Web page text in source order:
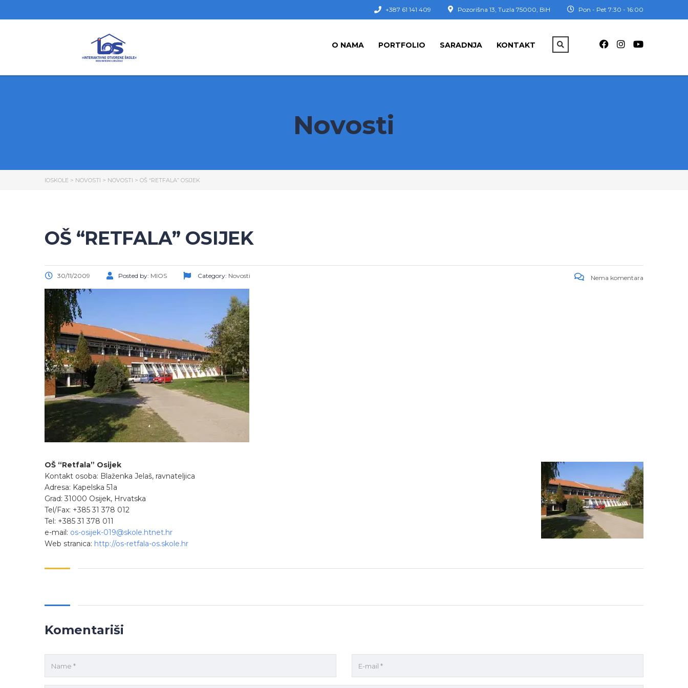
Pon - Pet 7:30 - 16:00
Pozorišna 13, Tuzla 75000, BiH
+387 61 141 409
O NAMA PORTFOLIO SARADNJA KONTAKT
Novosti
IOSKOLE > NOVOSTI > NOVOSTI > OŠ “RETFALA” OSIJEK
OŠ “RETFALA” OSIJEK
30/11/2009 Posted by: MIOS Category: Novosti Nema komentara
OŠ “Retfala” Osijek
Kontakt osoba: Blaženka Jelaš, ravnateljica
Adresa: Kapelska 51a
Grad: 31000 Osijek, Hrvatska
Tel/Fax: +385 31 378 012
Tel: +385 31 378 011
e-mail: os-osijek-019@skole.htnet.hr
Web stranica: http://os-retfala-os.skole.hr
Komentariši